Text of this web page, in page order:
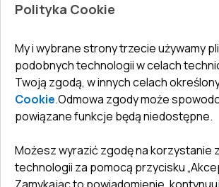
Dla firm, współpraca
Gwarancja
Biuro:ul. Święty Marcin 29/8, 61-806
undefined(undefined)
info@toptechnik.com.pl
Polityka prywatności
Polityka Cookie
My i wybrane strony trzecie używamy
podobnych technologii w celach
Twoją zgodą, w innych celach
Cookie.Odmowa zgody może
powiązane funkcje będą niedostępne.
Możesz wyrazić zgodę na korzystanie
technologii za pomocą przycisku